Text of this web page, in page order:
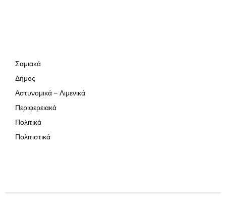
Σαμιακά
Δήμος
Αστυνομικά – Λιμενικά
Περιφερειακά
Πολιτικά
Πολιτιστικά